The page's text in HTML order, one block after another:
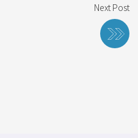
Next Post